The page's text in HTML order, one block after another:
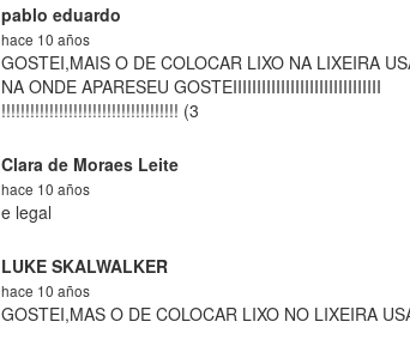
pablo eduardo
hace 10 años
GOSTEI,MAIS O DE COLOCAR LIXO NA LIXEIRA
NA ONDE APARESEU GOSTEIIIIIIIIIIIIIIIIIIIIIIIIIIIIIII
!!!!!!!!!!!!!!!!!!!!!!!!!!!!!!!!!!!!! (3
Clara de Moraes Leite
hace 10 años
e legal
LUKE SKALWALKER
hace 10 años
GOSTEI,MAS O DE COLOCAR LIXO NO LIXEIRA